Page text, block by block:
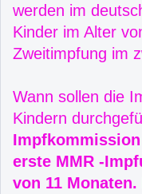
werden im
Kinder im Alter
Zweitimpfung im
Wann sollen die
Kindern
erste MMR -
von 11 Monaten.